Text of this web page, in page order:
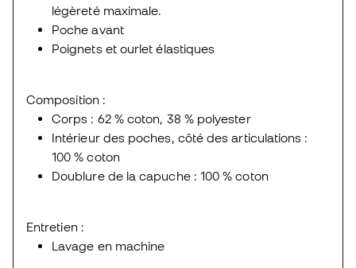
légèreté maximale.
Poche avant
Poignets et ourlet élastiques
Composition :
Corps : 62 % coton, 38 % polyester
Intérieur des poches, côté des articulations :
100 % coton
Doublure de la capuche : 100 % coton
Entretien :
Lavage en machine